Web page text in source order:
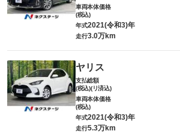
車両本体価格
(税込)
年式2021(令和3)年
走行3.0万km
ヤリス
支払総額
(税込)(リ済込)
車両本体価格
(税込)
年式2021(令和3)年
走行5.3万km